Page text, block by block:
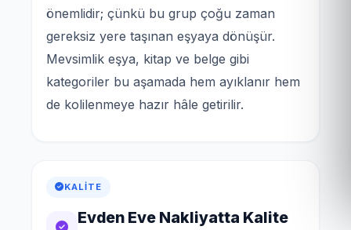
önemlidir; çünkü bu grup çoğu zaman
gereksiz yere taşınan eşyaya dönüşür.
Mevsimlik eşya, kitap ve belge gibi
kategoriler bu aşamada hem ayıklanır hem
de kolilenmeye hazır hâle getirilir.
KALITE
Evden Eve Nakliyatta Kalite